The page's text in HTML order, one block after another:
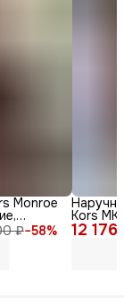
₽−58%
Monroe
Zebra 12 176
Kors